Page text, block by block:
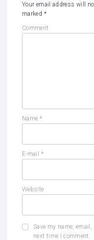
Your email address will
marked *
Comment
Name *
E-mail *
Website
Save my name,
next time I comment.